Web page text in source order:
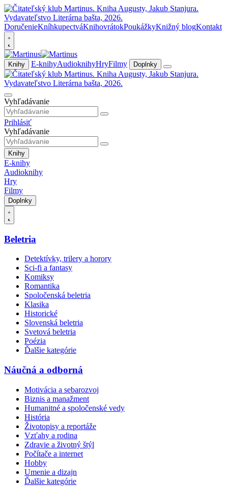
DoručenieKníhkupectváKnihovrátokPoukážkyKnižný blogKontakt
Knihy E-knihyAudioknihyHryFilmy Doplnky
Vyhľadávanie
Prihlásiť
Vyhľadávanie
Knihy
E-knihy
Audioknihy
Hry
Filmy
Doplnky
Beletria
Detektívky, trilery a horory
Sci-fi a fantasy
Komiksy
Romantika
Spoločenská beletria
Klasika
Historické
Slovenská beletria
Svetová beletria
Poézia
Ďalšie kategórie
Náučná a odborná
Motivácia a sebarozvoj
Biznis a manažment
Humanitné a spoločenské vedy
História
Životopisy a reportáže
Vzťahy a rodina
Zdravie a životný štýl
Počítače a internet
Hobby
Umenie a dizajn
Ďalšie kategórie